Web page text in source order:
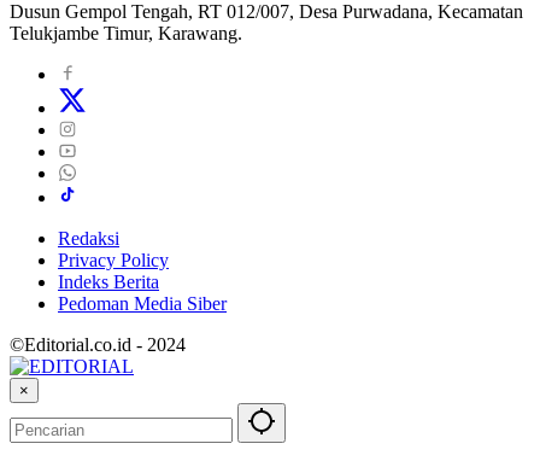
Dusun Gempol Tengah, RT 012/007, Desa Purwadana, Kecamatan
Telukjambe Timur, Karawang.
Redaksi
Privacy Policy
Indeks Berita
Pedoman Media Siber
©Editorial.co.id - 2024
×